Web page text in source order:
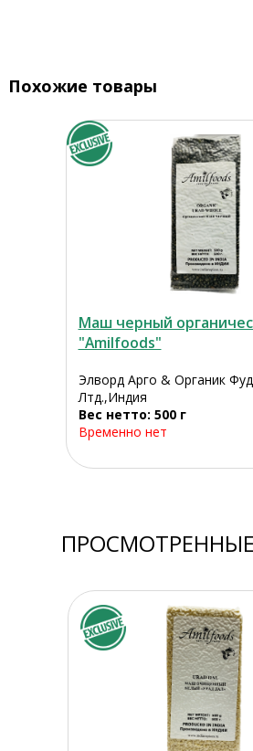
Похожие товары
Маш черный
"Amilfoods"
Элворд Арго & Органик
Лтд.,Индия
Вес нетто: 500 г
Временно нет